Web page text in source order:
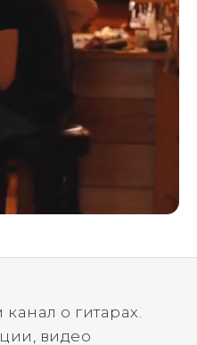
о гитарах.
видео